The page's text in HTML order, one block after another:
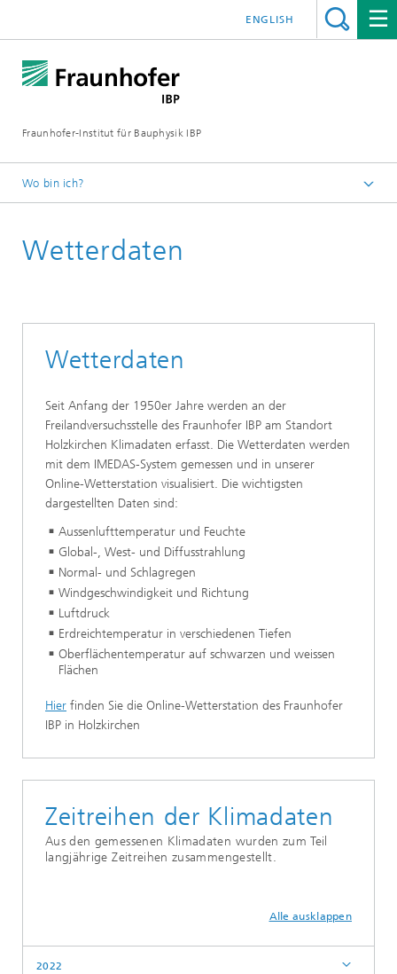
Fraunhofer-Institut für Bauphysik IBP
ENGLISH
Wo bin ich?
Wetterdaten
Wetterdaten
Seit Anfang der 1950er Jahre werden an der
Freilandversuchsstelle des Fraunhofer IBP am Standort
Holzkirchen Klimadaten erfasst. Die Wetterdaten werden
mit dem IMEDAS-System gemessen und in unserer
Online-Wetterstation visualisiert. Die wichtigsten
dargestellten Daten sind:
Aussenlufttemperatur und Feuchte
Global-, West- und Diffusstrahlung
Normal- und Schlagregen
Windgeschwindigkeit und Richtung
Luftdruck
Erdreichtemperatur in verschiedenen Tiefen
Oberflächentemperatur auf schwarzen und weissen
Flächen
Hier finden Sie die Online-Wetterstation des Fraunhofer
IBP in Holzkirchen
Zeitreihen der Klimadaten
Aus den gemessenen Klimadaten wurden zum Teil
langjährige Zeitreihen zusammengestellt.
Alle ausklappen
2022